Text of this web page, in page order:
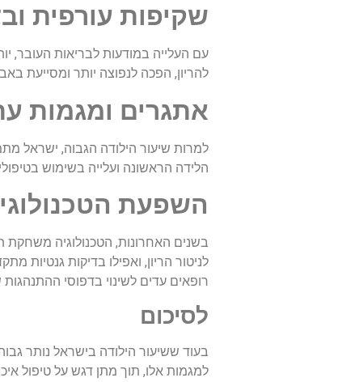
שקיפות עורפית
עם העלייה במודעות לבריאות העובר,
להריון, הפכה לנפוצה יותר ומסייעת
אתגרים ומגמות
למרות שיעור הילודה הגבוה, ישראל
הלידה הראשונה ועלייה בשימוש
השפעת
בשנים האחרונות, הטכנולוגיה משחקת
לניטור הריון, ואפילו בדיקות גנטיות
רופאים עדים לשינוי בדפוסי
לסיכום
בעוד ששיעור הילודה בישראל נותר
למגמות אלו, תוך מתן דגש על טיפול